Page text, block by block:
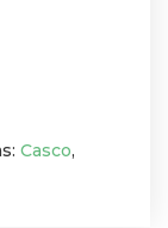
Casco,